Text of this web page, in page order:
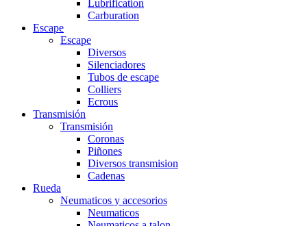
Lubrification
Carburation
Escape
Escape
Diversos
Silenciadores
Tubos de escape
Colliers
Ecrous
Transmisión
Transmisión
Coronas
Piñones
Diversos transmision
Cadenas
Rueda
Neumaticos y accesorios
Neumaticos